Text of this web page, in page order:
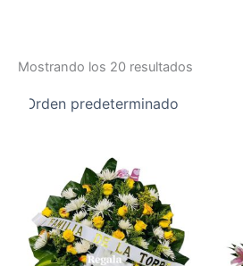
Mostrando los 20 resultados